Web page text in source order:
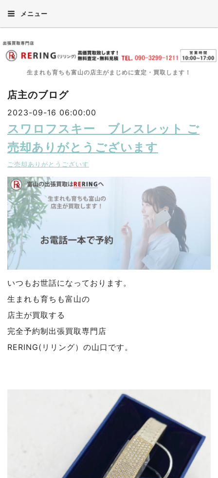
メニュー
生まれも育ちも富山の店主がまじめに査定・買取します！
店主のブログ
2023-09-16 06:00:00
スワロフスキー ブレスレット ご
売却ありがとうございます
ご売却ありがとうございす
いつもお世話になっております。
生まれも育ちも富山の
店主が買取する
完全予約制出張買取専門店
RERING(リリング）の山口です。